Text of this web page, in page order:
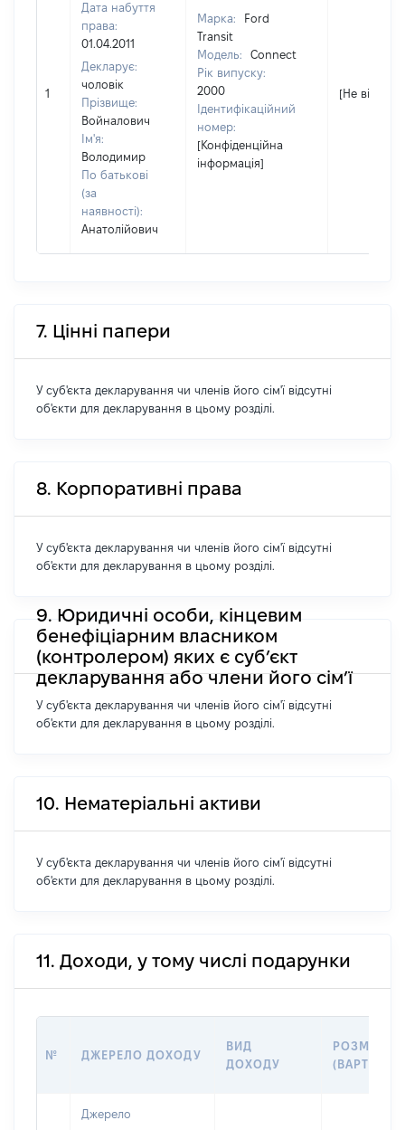
1
Дата набуття
права:
01.04.2011
Декларує:
чоловік
Прізвище:
Войналович
Ім'я:
Володимир
По батькові
(за
наявності):
Анатолійович
Марка:
Ford
Transit
Модель:
Connect
Рік випуску:
2000
Ідентифікаційний
номер:
[Конфіденційна
інформація]
[Не відомо]
7. Цінні папери
У суб'єкта декларування чи членів його сім'ї відсутні
об'єкти для декларування в цьому розділі.
8. Корпоративні права
У суб'єкта декларування чи членів його сім'ї відсутні
об'єкти для декларування в цьому розділі.
9. Юридичні особи, кінцевим
бенефіціарним власником
(контролером) яких є суб’єкт
декларування або члени його сім’ї
У суб'єкта декларування чи членів його сім'ї відсутні
об'єкти для декларування в цьому розділі.
10. Нематеріальні активи
У суб'єкта декларування чи членів його сім'ї відсутні
об'єкти для декларування в цьому розділі.
11. Доходи, у тому числі подарунки
№ ДЖЕРЕЛО ДОХОДУ
ВИД
ДОХОДУ
РОЗМІР
(ВАРТІСТЬ)
Джерело